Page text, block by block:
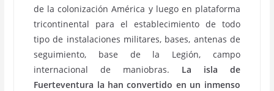
de la colonización América y luego en plataforma
tricontinental para el establecimiento de todo
tipo de instalaciones militares, bases, antenas de
seguimiento, base de la Legión, campo
internacional de maniobras. La isla de
Fuerteventura la han convertido en un inmenso